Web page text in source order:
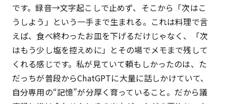
です。録音→文字起こしで止めず、そこから「次はこ
うしよう」という一手まで生まれる。これは料理で言
えば、食べ終わったお皿を下げるだけじゃなく、「次
はもう少し塩を控えめに」とその場でメモまで残して
くれる感じです。私が見ていて頼もしかったのは、た
だっちが普段からChatGPTに大量に話しかけていて、
自分専用の“記憶”が分厚く育っていること。だから議